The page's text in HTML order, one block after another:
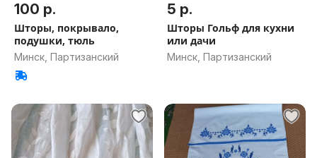
100 р.
Шторы, покрывало,
подушки, тюль
Минск, Партизанский
5 р.
Шторы Гольф для кухни
или дачи
Минск, Партизанский